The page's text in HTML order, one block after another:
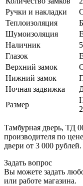
Ручки и накладки
Теплоизоляция
Шумоизоляция
Наличник
Глазок
Верхний замок
Нижний замок
Ночная задвижка
Размер
Тамбурная дверь, ТД
производителя по
двери от 3 000 рублей.
Задать вопрос
Вы можете задать
или работе магазина.